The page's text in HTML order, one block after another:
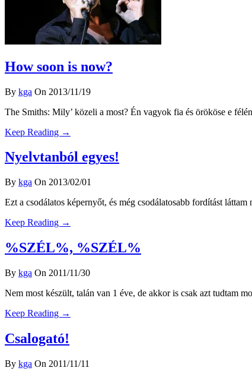
How soon is now?
By kga On 2013/11/19
The Smiths: Mily’ közeli a most? Én vagyok fia és örököse e
Keep Reading →
Nyelvtanból egyes!
By kga On 2013/02/01
Ezt a csodálatos képernyőt, és még csodálatosabb fordítást
Keep Reading →
%SZÉL%, %SZÉL%
By kga On 2011/11/30
Nem most készült, talán van 1 éve, de akkor is csak azt tudtam
Keep Reading →
Csalogató!
By kga On 2011/11/11